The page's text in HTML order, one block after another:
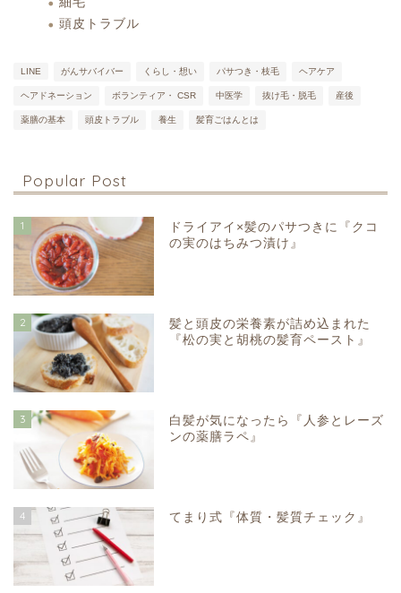
頭皮トラブル
LINE がんサバイバー くらし・想い パサつき・枝毛 ヘアケア
ヘアドネーション ボランティア・ CSR 中医学 抜け毛・脱毛 産後
薬膳の基本 頭皮トラブル 養生 髪育ごはんとは
Popular Post
1
ドライアイ×髪のパサつきに『クコ
の実のはちみつ漬け』
2
髪と頭皮の栄養素が詰め込まれた
『松の実と胡桃の髪育ペースト』
3
白髪が気になったら『人参とレーズ
ンの薬膳ラペ』
4 てまり式『体質・髪質チェック』